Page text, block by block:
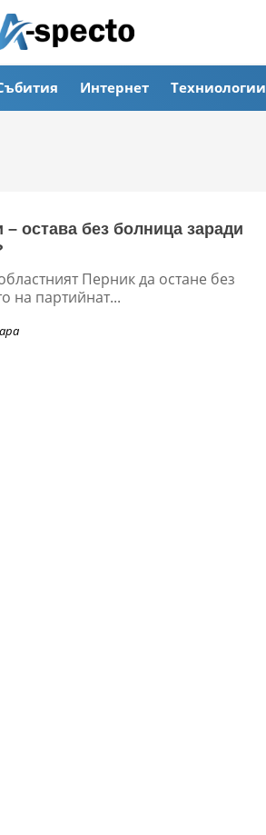
Интернет Техниологии
остава без болница заради
Перник да остане без
на партийнат...